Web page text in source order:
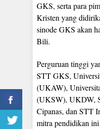
GKS, serta para
Kristen yang
sinode GKS akan
Bili.
Perguruan tinggi
STT GKS,
(UKAW),
(UKSW), UKDW,
Cipanas, dan STT
mitra pendidikan